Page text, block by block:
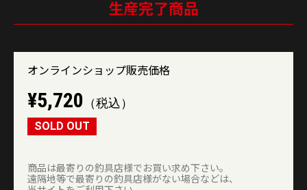
生産完了商品
オンラインショップ販売価格
¥5,720 （税込）
SOLD OUT
商品は最寄りの釣具店様でお買い求め下さい。
遠隔地等で最寄りの釣具店様がない場合などは、